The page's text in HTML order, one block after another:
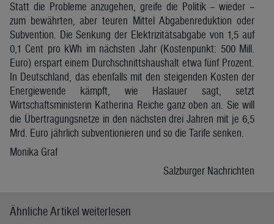
Statt die Probleme anzugehen, greife die Politik – wieder –
zum bewährten, aber teuren Mittel Abgabenreduktion oder
Subvention. Die Senkung der Elektrizitätsabgabe von 1,5 auf
0,1 Cent pro kWh im nächsten Jahr (Kostenpunkt: 500 Mill.
Euro) erspart einem Durchschnittshaushalt etwa fünf Prozent.
In Deutschland, das ebenfalls mit den steigenden Kosten der
Energiewende kämpft, wie Haslauer sagt, setzt
Wirtschaftsministerin Katherina Reiche ganz oben an. Sie will
die Übertragungsnetze in den nächsten drei Jahren mit je 6,5
Mrd. Euro jährlich subventionieren und so die Tarife senken.
Monika Graf
Salzburger Nachrichten
Ähnliche Artikel weiterlesen